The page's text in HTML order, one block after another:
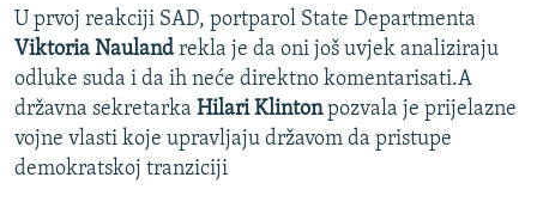
U prvoj reakciji SAD, portparol State Departmenta
Viktoria Nauland rekla je da oni još uvjek analiziraju
odluke suda i da ih neće direktno komentarisati.A
državna sekretarka Hilari Klintonpozvala je prijelazne
vojne vlasti koje upravljaju državom da pristupe
demokratskoj tranziciji